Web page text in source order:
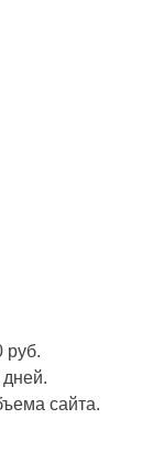
руб.
сайта.